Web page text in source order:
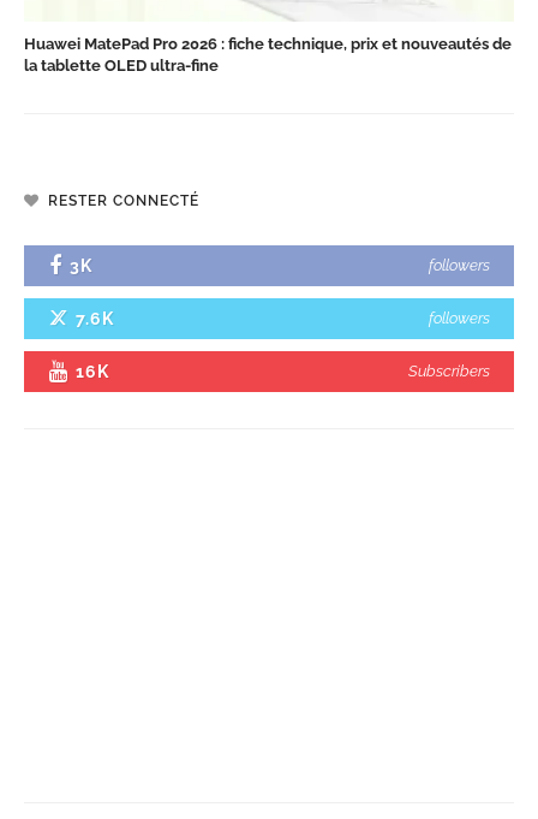
Huawei MatePad Pro 2026 : fiche technique, prix et nouveautés de
la tablette OLED ultra-fine
RESTER CONNECTÉ
3K followers
7.6K followers
16K Subscribers